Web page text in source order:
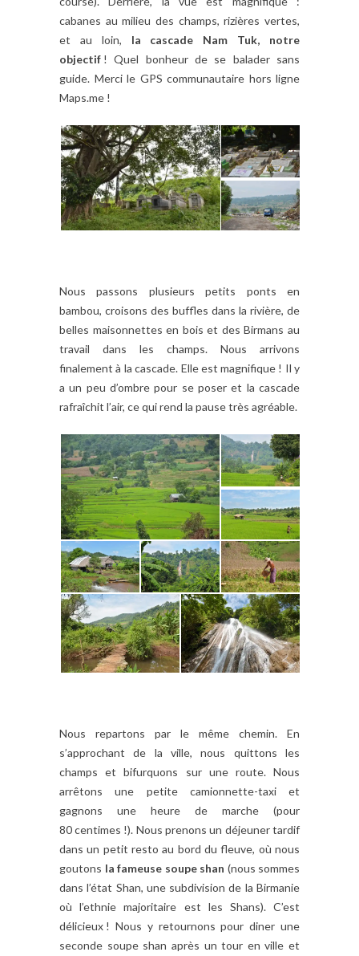
cabanes au milieu des champs, rizières vertes,
et au loin, la cascade Nam Tuk, notre
objectif ! Quel bonheur de se balader sans
guide. Merci le GPS communautaire hors ligne
Maps.me !
Nous passons plusieurs petits ponts en
bambou, croisons des buffles dans la rivière, de
belles maisonnettes en bois et des Birmans au
travail dans les champs. Nous arrivons
finalement à la cascade. Elle est magnifique ! Il y
a un peu d’ombre pour se poser et la cascade
rafraîchit l’air, ce qui rend la pause très agréable.
Nous repartons par le même chemin. En
s’approchant de la ville, nous quittons les
champs et bifurquons sur une route. Nous
arrêtons une petite camionnette-taxi et
gagnons une heure de marche (pour
80 centimes !). Nous prenons un déjeuner tardif
dans un petit resto au bord du fleuve, où nous
goutons la fameuse soupe shan (nous sommes
dans l’état Shan, une subdivision de la Birmanie
où l’ethnie majoritaire est les Shans). C’est
délicieux ! Nous y retournons pour diner une
seconde soupe shan après un tour en ville et